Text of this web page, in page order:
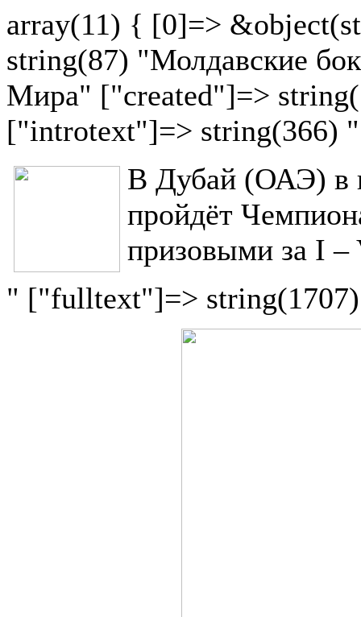
array(11) { [0]=>
string(87) "Молдавские
Мира" ["created"]=>
["introtext"]=> string(366) "
В Дубай (ОАЭ) в
пройдёт
призовыми за I –
" ["fulltext"]=>